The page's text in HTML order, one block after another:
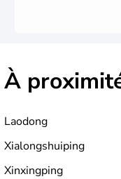
À
Laodong
Xialongshuiping
Xinxingping